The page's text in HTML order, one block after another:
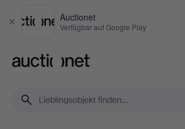
Schließen
Auctionet
Verfügbar auf Google Play